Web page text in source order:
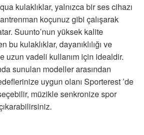
kulaklıklar, yalnızca bir ses cihazı
koçunuz gibi çalışarak
Suunto’nun yüksek kalite
bu kulaklıklar, dayanıklılığı ve
uzun vadeli kullanım için idealdir.
sunulan modeller arasından
uygun olanı Sporterest ’de
müzikle senkronize spor